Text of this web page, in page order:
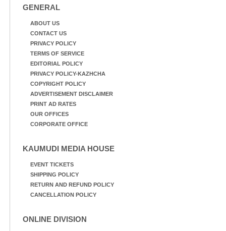
GENERAL
ABOUT US
CONTACT US
PRIVACY POLICY
TERMS OF SERVICE
EDITORIAL POLICY
PRIVACY POLICY-KAZHCHA
COPYRIGHT POLICY
ADVERTISEMENT DISCLAIMER
PRINT AD RATES
OUR OFFICES
CORPORATE OFFICE
KAUMUDI MEDIA HOUSE
EVENT TICKETS
SHIPPING POLICY
RETURN AND REFUND POLICY
CANCELLATION POLICY
ONLINE DIVISION